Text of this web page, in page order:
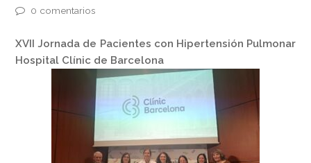
0 comentarios
XVII Jornada de Pacientes con Hipertensión Pulmonar
Hospital Clínic de Barcelona